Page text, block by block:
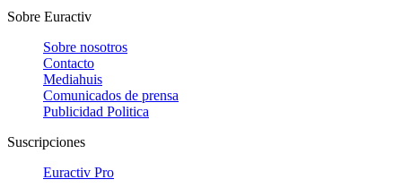
Sobre Euractiv
Sobre nosotros
Contacto
Mediahuis
Comunicados de prensa
Publicidad Politica
Suscripciones
Euractiv Pro